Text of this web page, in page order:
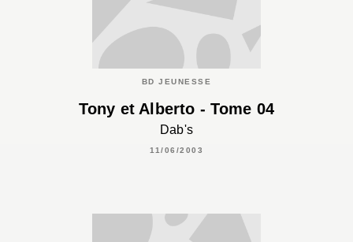
BD JEUNESSE
Tony et Alberto - Tome 04
Dab's
11/06/2003